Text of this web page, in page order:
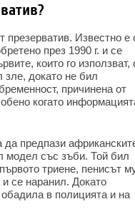
презерватив. Известно е
през 1990 г. и се
които го използват,
докато не бил
причинена от
когато
да предпази
модел със зъби. Той бил
триене, пенисът
се наранил. Докато
в полицията и на